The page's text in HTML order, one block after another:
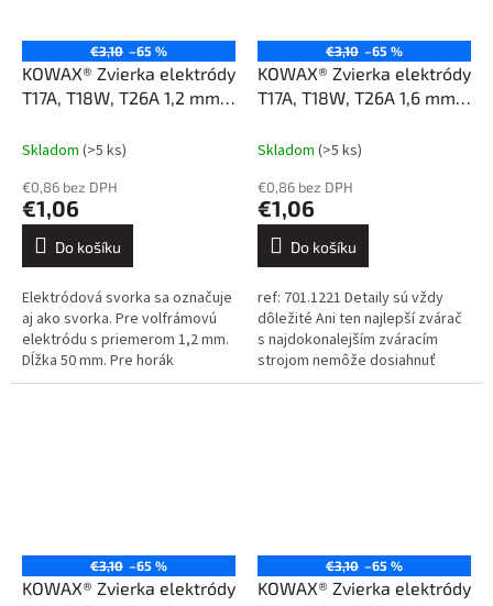
€3,10 –65 %
KOWAX® Zvierka elektródy
T17A, T18W, T26A 1,2 mm
Skladom (>5 ks)
€0,86 bez DPH
€1,06
Do košíku
Elektródová svorka sa označuje
aj ako svorka. Pre volfrámovú
elektródu s priemerom 1,2 mm.
Dĺžka 50 mm. Pre horák
STANDARD. Pre horáky T17A,
€3,10 –65 %
KOWAX® Zvierka elektródy
T17A, T18W, T26A 1,6 mm
(10N23S)
Skladom (>5 ks)
€0,86 bez DPH
€1,06
Do košíku
ref: 701.1221 Detaily sú vždy
dôležité Ani ten najlepší zvárač
s najdokonalejším zváracím
strojom nemôže dosiahnuť
dokonalé výsledky, ak sa
€3,10 –65 %
KOWAX® Zvierka elektródy
€3,10 –65 %
KOWAX® Zvierka elektródy